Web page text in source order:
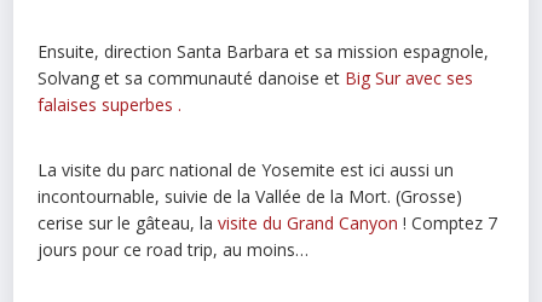
Ensuite, direction Santa Barbara et sa mission espagnole,
Solvang et sa communauté danoise et Big Sur avec ses
falaises superbes .
La visite du parc national de Yosemite est ici aussi un
incontournable, suivie de la Vallée de la Mort. (Grosse)
cerise sur le gâteau, lavisite du Grand Canyon ! Comptez 7
jours pour ce road trip, au moins…